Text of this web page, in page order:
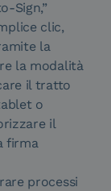
Sign,”
clic,
la
la modalità
il tratto
o
il
firma
processi